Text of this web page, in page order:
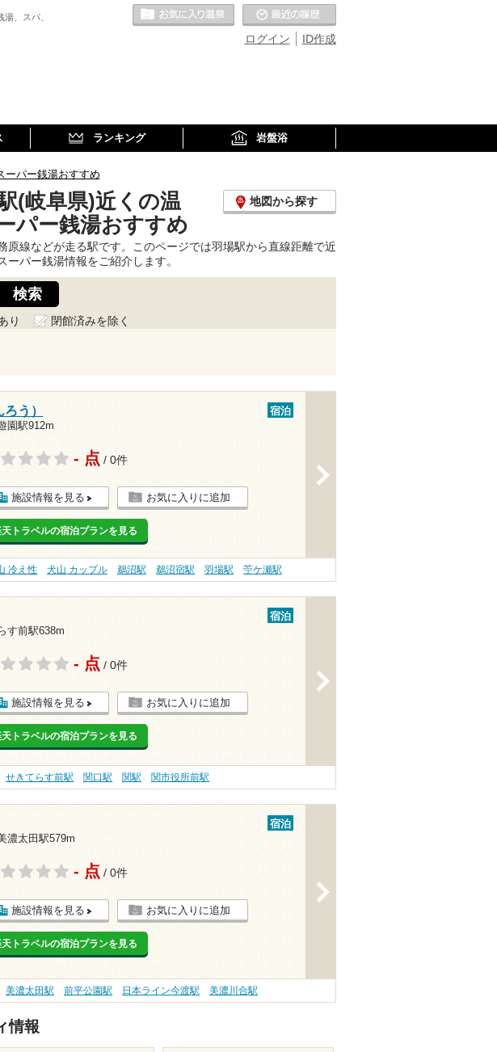
、スパ、
ID作成
ログイン
お気に入りの温泉
ランキング 岩盤浴
ーパー銭湯おすすめ
(岐阜県)近くの温
パー銭湯おすすめ
地図から探す
原線などが走る駅です。このページでは羽場駅から直線距離で近
パー銭湯情報をご紹介します。
り
閉館済みを除く
う）
園駅912m
宿泊
- 点 / 0件
施設情報を見る お気に入りに追加
トラベルの宿泊プランを見る
冷え性 犬山 カップル 鵜沼駅 鵜沼宿駅 羽場駅 苧ケ瀬駅
す前駅638m
宿泊
- 点 / 0件
施設情報を見る お気に入りに追加
トラベルの宿泊プランを見る
せきてらす前駅 関口駅 関駅 関市役所前駅
濃太田駅579m
宿泊
- 点 / 0件
施設情報を見る お気に入りに追加
トラベルの宿泊プランを見る
美濃太田駅 前平公園駅 日本ライン今渡駅 美濃川合駅
情報